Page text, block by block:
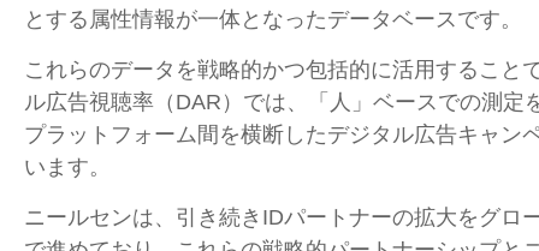
とする属性情報が一体となったデータベースです。
これらのデータを戦略的かつ包括的に活用すること
ル広告視聴率（DAR）では、「人」ベースでの測定
プラットフォーム間を横断したデジタル広告キャン
います。
ニールセンは、引き続き IDパートナーの拡大をグロ